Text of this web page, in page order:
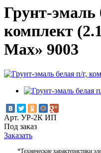
Грунт-эмаль
комплект
Max» 9003
Арт. УР-2К ИП
Под заказ
Заказать
*Технические характеристики